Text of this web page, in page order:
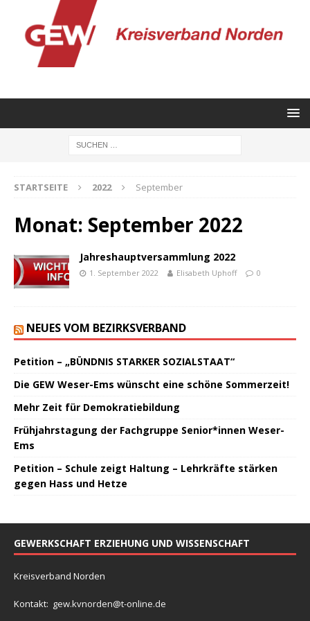
STARTSEITE 2022 September
Monat: September 2022
Jahreshauptversammlung 2022
1. September 2022 Elisabeth Uphoff 0
NEUES VOM BEZIRKSVERBAND
Petition – „BÜNDNIS STARKER SOZIALSTAAT“
Die GEW Weser-Ems wünscht eine schöne Sommerzeit!
Mehr Zeit für Demokratiebildung
Frühjahrstagung der Fachgruppe Senior*innen Weser-
Ems
Petition – Schule zeigt Haltung – Lehrkräfte stärken
gegen Hass und Hetze
GEWERKSCHAFT ERZIEHUNG UND WISSENSCHAFT
Kreisverband Norden
Kontakt: gew.kvnorden@t-online.de